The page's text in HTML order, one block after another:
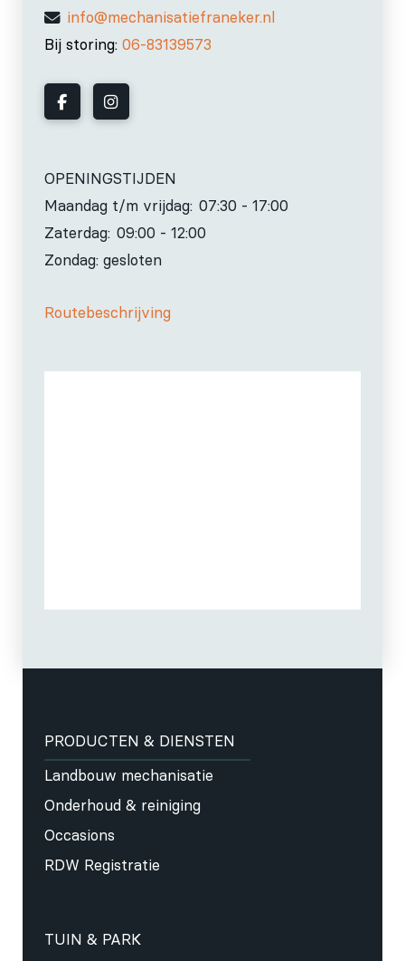
info@mechanisatiefraneker.nl
Bij storing: 06-83139573
OPENINGSTIJDEN
Maandag t/m vrijdag: 07:30 - 17:00
Zaterdag: 09:00 - 12:00
Zondag: gesloten
Routebeschrijving
PRODUCTEN & DIENSTEN
Landbouw mechanisatie
Onderhoud & reiniging
Occasions
RDW Registratie
TUIN & PARK